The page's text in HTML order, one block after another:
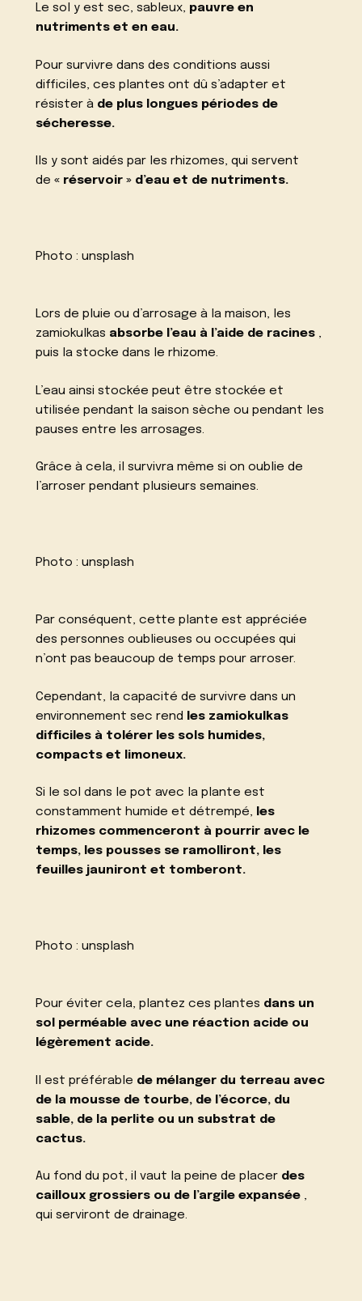
Le sol y est sec, sableux, pauvre en
nutriments et en eau.
Pour survivre dans des conditions aussi
difficiles, ces plantes ont dû s’adapter et
résister à de plus longues périodes de
sécheresse.
Ils y sont aidés par les rhizomes, qui servent
de« réservoir » d’eau et de nutriments.
Photo :unsplash
Lors de pluie ou d’arrosage à la maison, les
zamiokulkas absorbe l’eau à l’aide de racines ,
puis la stocke dans le rhizome.
L’eau ainsi stockée peut être stockée et
utilisée pendant la saison sèche ou pendant les
pauses entre les arrosages.
Grâce à cela, il survivra même si on oublie de
l’arroser pendant plusieurs semaines.
Photo :unsplash
Par conséquent, cette plante est appréciée
des personnes oublieuses ou occupées qui
n’ont pas beaucoup de temps pour arroser.
Cependant, la capacité de survivre dans un
environnement sec rend
les zamiokulkas
difficiles à tolérer les sols humides,
compacts et limoneux.
Si le sol dans le pot avec la plante est
constamment humide et détrempé, les
rhizomes commenceront à pourrir avec le
temps, les pousses se ramolliront, les
feuilles jauniront et tomberont.
Photo :unsplash
Pour éviter cela, plantez ces plantes dans un
sol perméable avec une réaction acide ou
légèrement acide.
Il est préférable de mélanger du terreau avec
de la mousse de tourbe, de l’écorce, du
sable, de la perlite ou un substrat de
cactus.
Au fond du pot, il vaut la peine de placer des
cailloux grossiers ou de l’argile expansée ,
qui serviront de drainage.